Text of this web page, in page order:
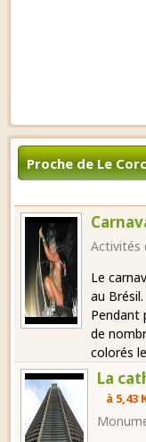
Proche de Le
Activités
Le
au Brésil.
Pendant
de
colorés
La
à 5,43